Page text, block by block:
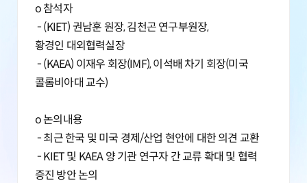
o 참석자
- (KIET) 권남훈 원장, 김천곤 연구부원장,
황경인 대외협력실장
- (KAEA) 이재우 회장(IMF), 이석배 차기 회장(미국
콜롬비아대 교수)
o 논의내용
- 최근 한국 및 미국 경제/산업 현안에 대한 의견 교환
- KIET 및 KAEA 양 기관 연구자 간 교류 확대 및 협력
증진 방안 논의